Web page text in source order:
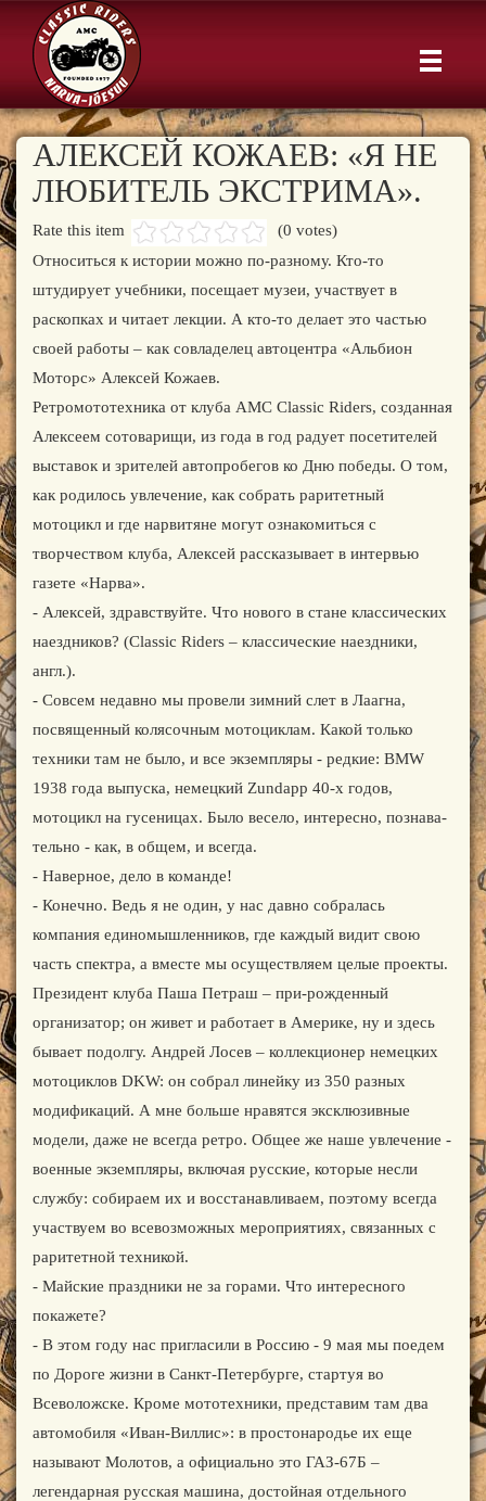
АЛЕКСЕЙ КОЖАЕВ: «Я НЕ
ЛЮБИТЕЛЬ ЭКСТРИМА».
Rate this item
(0 votes)
Относиться к истории можно по-разному. Кто-то
штудирует учебники, посещает музеи, участвует в
раскопках и читает лекции. А кто-то делает это частью
своей работы – как совладелец автоцентра «Альбион
Моторс» Алексей Кожаев.
Ретромототехника от клуба АМС Classic Riders, созданная
Алексеем сотоварищи, из года в год радует посетителей
выставок и зрителей автопробегов ко Дню победы. О том,
как родилось увлечение, как собрать раритетный
мотоцикл и где нарвитяне могут ознакомиться с
творчеством клуба, Алексей рассказывает в интервью
газете «Нарва».
- Алексей, здравствуйте. Что нового в стане классических
наездников? (Classic Riders – классические наездники,
англ.).
- Совсем недавно мы провели зимний слет в Лаагна,
посвященный колясочным мотоциклам. Какой только
техники там не было, и все экземпляры - редкие: BMW
1938 года выпуска, немецкий Zundapp 40-х годов,
мотоцикл на гусеницах. Было весело, интересно, познава-
тельно - как, в общем, и всегда.
- Наверное, дело в команде!
- Конечно. Ведь я не один, у нас давно собралась
компания единомышленников, где каждый видит свою
часть спектра, а вместе мы осуществляем целые проекты.
Президент клуба Паша Петраш – при-рожденный
организатор; он живет и работает в Америке, ну и здесь
бывает подолгу. Андрей Лосев – коллекционер немецких
мотоциклов DKW: он собрал линейку из 350 разных
модификаций. А мне больше нравятся эксклюзивные
модели, даже не всегда ретро. Общее же наше увлечение -
военные экземпляры, включая русские, которые несли
службу: собираем их и восстанавливаем, поэтому всегда
участвуем во всевозможных мероприятиях, связанных с
раритетной техникой.
- Майские праздники не за горами. Что интересного
покажете?
- В этом году нас пригласили в Россию - 9 мая мы поедем
по Дороге жизни в Санкт-Петербурге, стартуя во
Всеволожске. Кроме мототехники, представим там два
автомобиля «Иван-Виллис»: в простонародье их еще
называют Молотов, а официально это ГАЗ-67Б –
легендарная русская машина, достойная отдельного